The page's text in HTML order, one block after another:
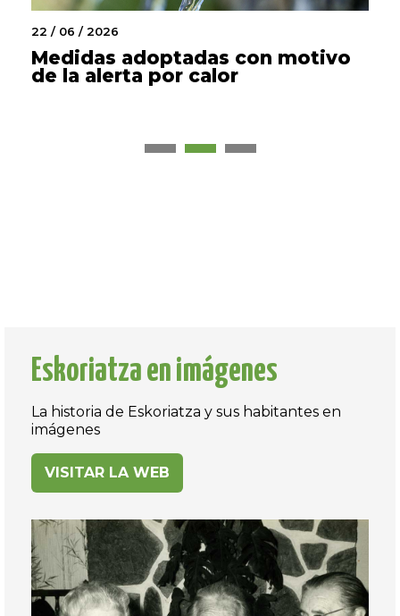
22 / 06 / 2026
Medidas adoptadas con motivo
de la alerta por calor
17 / 06 / 2026
El programa de fiestas completo
Eskoriatza en imágenes
La historia de Eskoriatza y sus habitantes en
imágenes